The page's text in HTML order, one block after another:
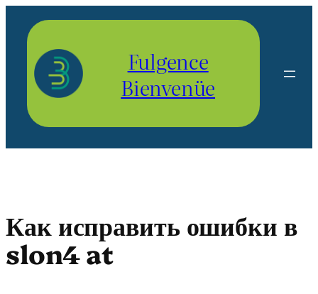
contenu
Fulgence
Bienvenüe
Как исправить ошибки в
slon4 at